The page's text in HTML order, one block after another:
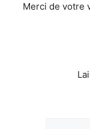
Merci de votre